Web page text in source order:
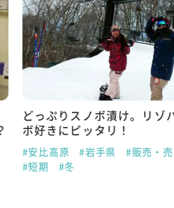
大学時代から気になってい
トバイトに挑戦！
#会津 #福島県
#レストラン
#長期
#冬